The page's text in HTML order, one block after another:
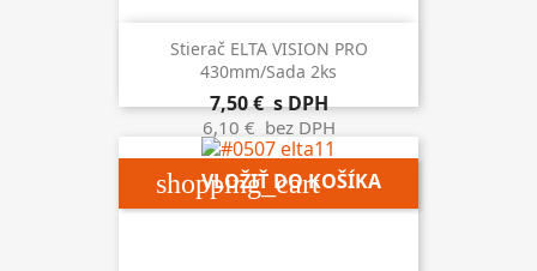
Stierač ELTA VISION PRO
430mm/sada 2ks
7,50 €s DPH
6,10 € bez DPH
shopping_cart
VLOŽIŤ DO KOŠÍKA